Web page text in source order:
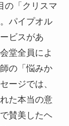
の「クリスマ
パイプオル
ビスがあ
堂全員によ
の「悩みか
ージでは、
た本当の意
賛美したヘ